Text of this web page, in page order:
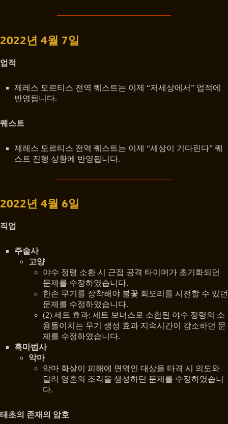
2022년 4월 7일
업적
제레스 모르티스 전역 퀘스트는 이제 “저세상에서” 업적에
반영됩니다.
퀘스트
제레스 모르티스 전역 퀘스트는 이제 “세상이 기다린다” 퀘
스트 진행 상황에 반영됩니다.
2022년 4월 6일
직업
주술사
고양
야수 정령 소환 시 근접 공격 타이머가 초기화되던
문제를 수정하였습니다.
한손 무기를 장착해야 불꽃 회오리를 시전할 수 있던
문제를 수정하였습니다.
(2) 세트 효과: 세트 보너스로 소환된 야수 정령의 소
용돌이치는 무기 생성 효과 지속시간이 감소하던 문
제를 수정하였습니다.
흑마법사
악마
악마 화살이 피해에 면역인 대상을 타격 시 의도와
달리 영혼의 조각을 생성하던 문제를 수정하였습니
다.
태초의 존재의 암호